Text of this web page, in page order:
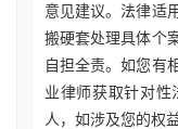
意见建议。法律适
搬硬套处理具体个
自担全责。如您有
业律师获取针对性
人，如涉及您的权